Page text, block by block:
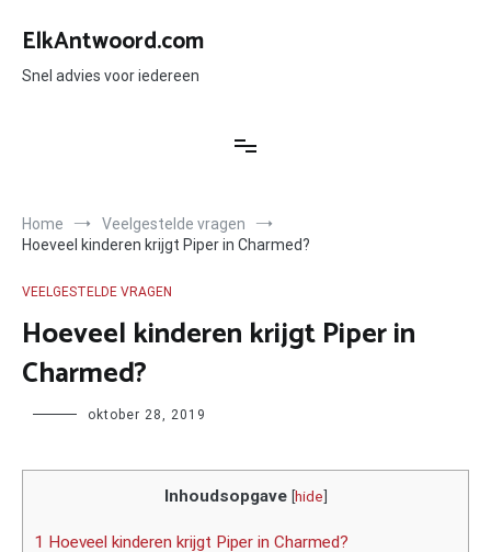
naar
inhoud
ElkAntwoord.com
Snel advies voor iedereen
Home
Veelgestelde vragen
Hoeveel kinderen krijgt Piper in Charmed?
VEELGESTELDE VRAGEN
Hoeveel kinderen krijgt Piper in
Charmed?
Author oktober 28, 2019
Inhoudsopgave [hide]
1 Hoeveel kinderen krijgt Piper in Charmed?